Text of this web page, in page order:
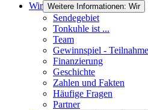
Wir Weitere Informationen: Wir
Sendegebiet
Tonkuhle ist ...
Team
Gewinnspiel -
Finanzierung
Geschichte
Zahlen und Fakten
Häufige Fragen
Partner